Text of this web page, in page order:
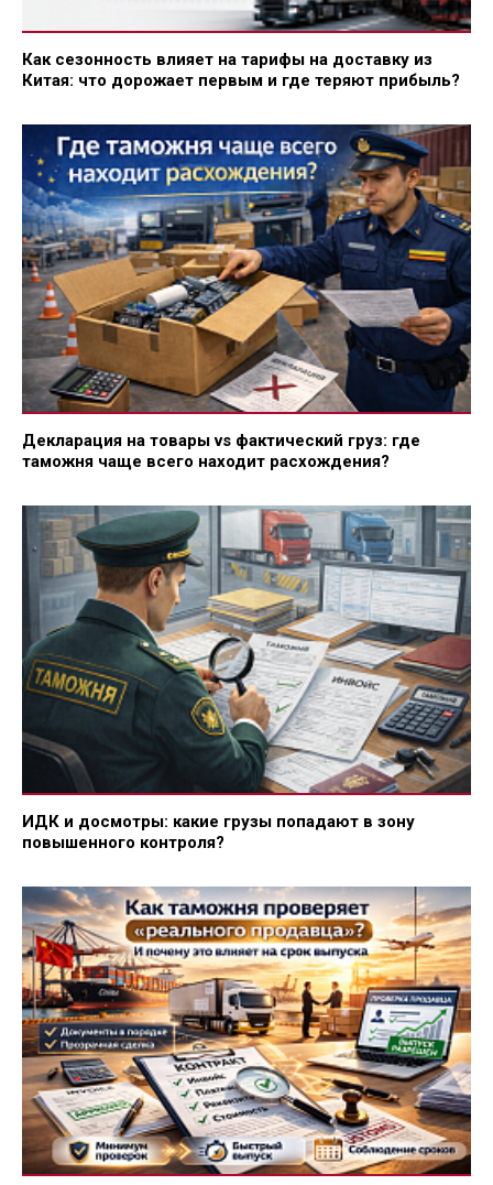
Как сезонность влияет на тарифы на доставку из
Китая: что дорожает первым и где теряют прибыль?
Декларация на товары vs фактический груз: где
таможня чаще всего находит расхождения?
ИДК и досмотры: какие грузы попадают в зону
повышенного контроля?